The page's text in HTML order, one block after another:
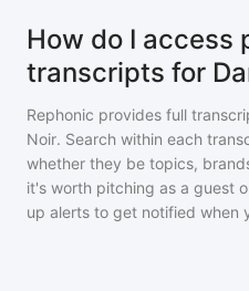
How do I access
transcripts for
Rephonic provides full
Noir. Search within each
whether they be topics,
it's worth pitching as a guest
up alerts to get notified when